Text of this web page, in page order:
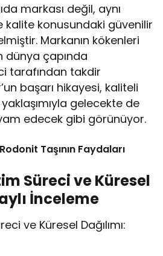
markası değil, aynı
kalite konusundaki güvenilir
Markanın kökenleri
dünya çapında
tarafından takdir
başarı hikayesi, kaliteli
gelecekte de
edecek gibi görünüyor.
Taşının Faydaları
Süreci ve Küresel
İnceleme
ve Küresel Dağılımı: